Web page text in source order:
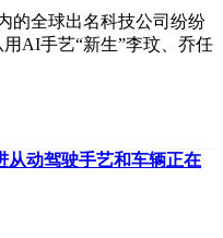
的全球出名科技公司纷纷
AI手艺“新生”李玟、乔任
从动驾驶手艺和车辆正在